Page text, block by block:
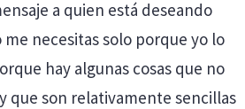
a quien está deseando
me necesitas solo porque yo lo
hay algunas cosas que no
que son relativamente sencillas